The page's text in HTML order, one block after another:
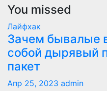
You missed
Лайфхак
Зачем бывалые
собой дырявый
пакет
Апр 25, 2023 admin